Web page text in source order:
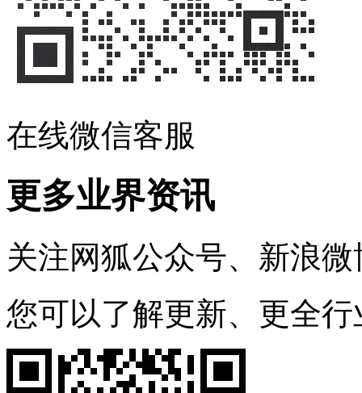
在线微信客服
更多业界资讯
关注网狐公众号、新浪
您可以了解更新、更全行